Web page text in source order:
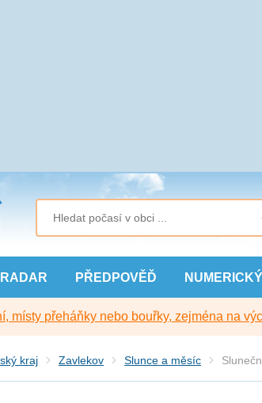
RADAR PŘEDPOVĚĎ NUMERICKÝ
místy přeháňky nebo bouřky, zejména na
kraj Zavlekov Slunce a měsíc